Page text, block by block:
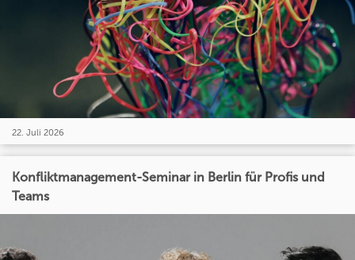
22. Juli 2026
Konfliktmanagement-Seminar in Berlin für Profis und
Teams